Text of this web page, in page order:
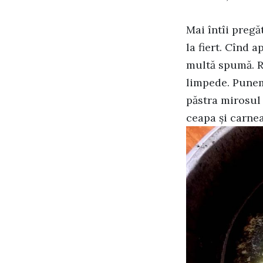
Mai întîi
la fiert. Cînd
multă spumă.
limpede.
păstra mirosul
ceapa și